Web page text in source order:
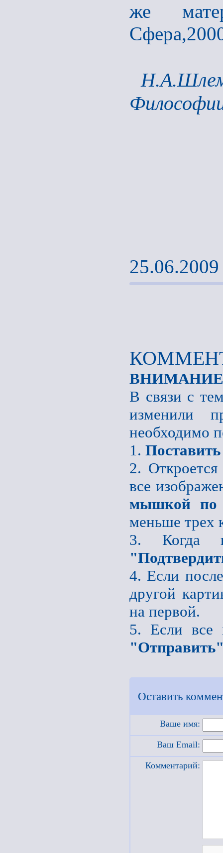
же
В связи с
изменили
необходимо
1.
2.
все
мышкой по
меньше трех
3. Когда
4. Если
другой
на первой.
5. Если все
Оставить
Ваше имя:
Ваш Email:
Комментарий: